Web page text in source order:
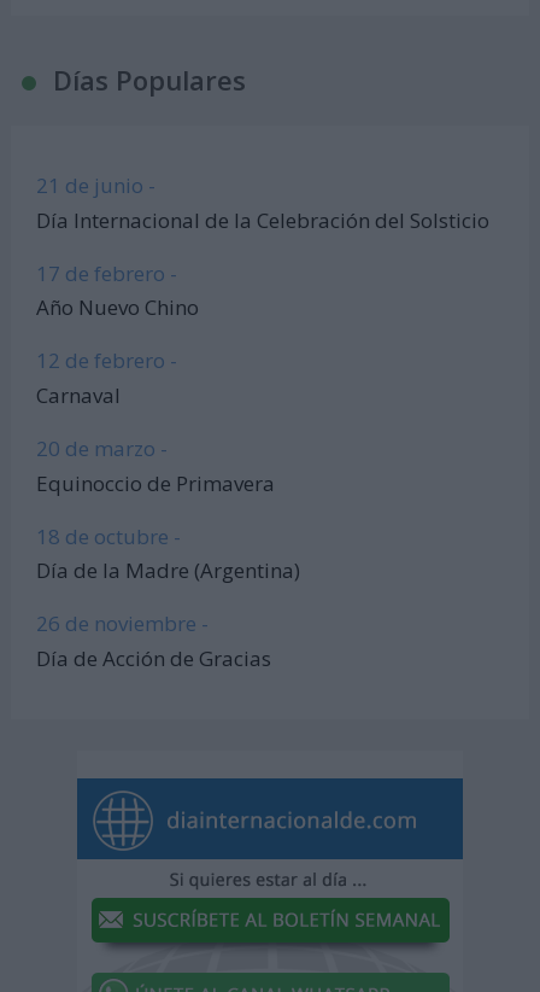
Días Populares
21 de junio -
Día Internacional de la Celebración del Solsticio
17 de febrero -
Año Nuevo Chino
12 de febrero -
Carnaval
20 de marzo -
Equinoccio de Primavera
18 de octubre -
Día de la Madre (Argentina)
26 de noviembre -
Día de Acción de Gracias